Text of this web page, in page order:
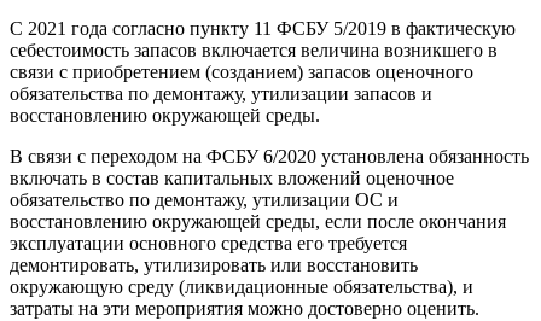
С 2021 года согласно пункту 11 ФСБУ 5/2019 в фактическую
себестоимость запасов включается величина возникшего в
связи с приобретением (созданием) запасов оценочного
обязательства по демонтажу, утилизации запасов и
восстановлению окружающей среды.
В связи с переходом на ФСБУ 6/2020 установлена обязанность
включать в состав капитальных вложений оценочное
обязательство по демонтажу, утилизации ОС и
восстановлению окружающей среды, если после окончания
эксплуатации основного средства его требуется
демонтировать, утилизировать или восстановить
окружающую среду (ликвидационные обязательства), и
затраты на эти мероприятия можно достоверно оценить.